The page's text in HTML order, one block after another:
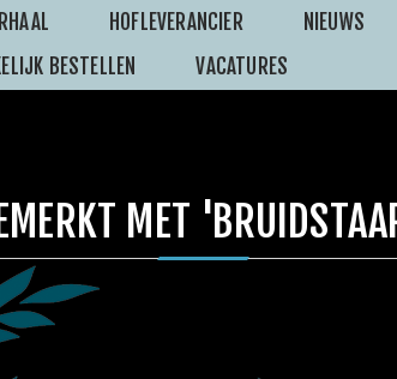
HOFLEVERANCIER
NIEUWS
BESTELLEN VACATURES
MET